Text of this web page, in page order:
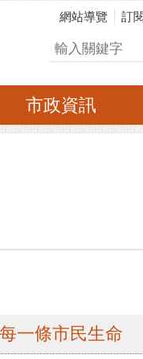
網站導覽 訂
搜尋
市政資訊
一條市民生命